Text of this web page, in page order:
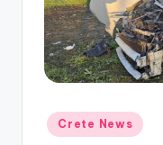
Αναρτήθηκε
σε
Crete News